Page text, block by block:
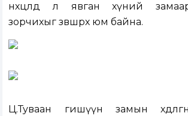
нөхцөлд л явган хүний
зорчихыг зөвшөөрөх юм байна.
Ц.Туваан гишүүн замын